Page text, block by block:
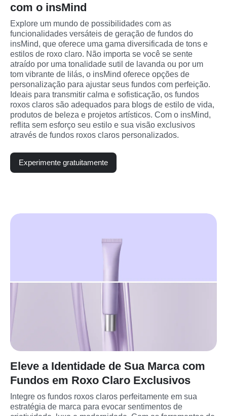
com o insMind
Explore um mundo de possibilidades com as
funcionalidades versáteis de geração de fundos do
insMind, que oferece uma gama diversificada de tons e
estilos de roxo claro. Não importa se você se sente
atraído por uma tonalidade sutil de lavanda ou por um
tom vibrante de lilás, o insMind oferece opções de
personalização para ajustar seus fundos com perfeição.
Ideais para transmitir calma e sofisticação, os fundos
roxos claros são adequados para blogs de estilo de vida,
produtos de beleza e projetos artísticos. Com o insMind,
reflita sem esforço seu estilo e sua visão exclusivos
através de fundos roxos claros personalizados.
Experimente gratuitamente
Eleve a Identidade de Sua Marca com
Fundos em Roxo Claro Exclusivos
Integre os fundos roxos claros perfeitamente em sua
estratégia de marca para evocar sentimentos de